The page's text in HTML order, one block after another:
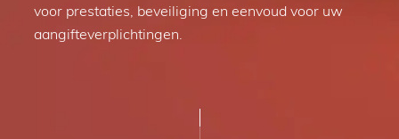
voor prestaties, beveiliging en eenvoud voor uw
aangifteverplichtingen.